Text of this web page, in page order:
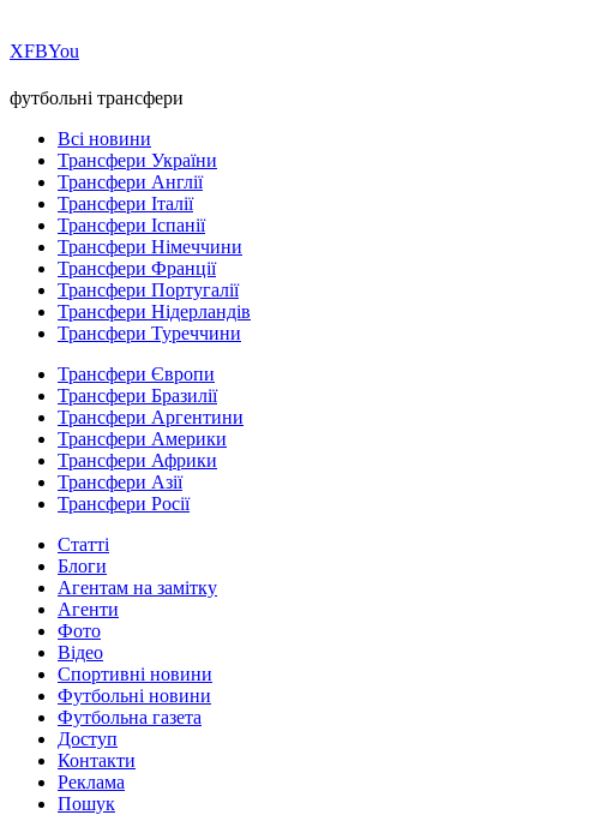
ХFBYou
футбольні трансфери
Всі новини
Трансфери України
Трансфери Англії
Трансфери Італії
Трансфери Іспанії
Трансфери Німеччини
Трансфери Франції
Трансфери Португалії
Трансфери Нідерландів
Трансфери Туреччини
Трансфери Європи
Трансфери Бразилії
Трансфери Аргентини
Трансфери Америки
Трансфери Африки
Трансфери Азії
Трансфери Росії
Статті
Блоги
Агентам на замітку
Агенти
Фото
Відео
Спортивні новини
Футбольні новини
Футбольна газета
Доступ
Контакти
Реклама
Пошук